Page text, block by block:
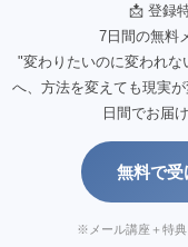
📩 登録
7日間の無料
"変わりたいのに変われな
へ、方法を変えても現実
日間でお届
無料で受
※メール講座＋特